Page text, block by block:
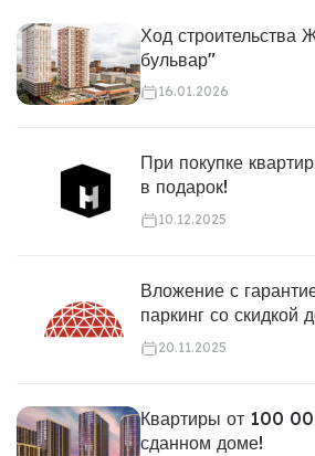
Ход строительства
бульвар"
16.01.2026
При покупке
в подарок!
10.12.2025
Вложение с
паркинг со скидкой
20.11.2025
Квартиры от 100
сданном доме!